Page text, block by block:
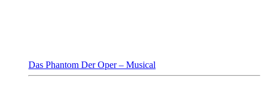
Das Phantom Der Oper – Musical